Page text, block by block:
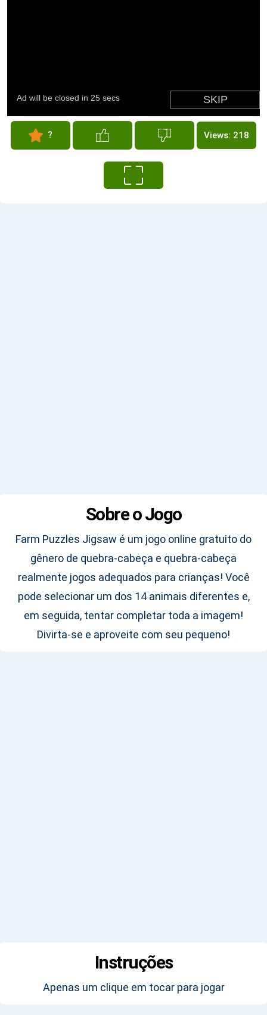
? Views: 218
Sobre o Jogo
Farm Puzzles Jigsaw é um jogo online gratuito do
gênero de quebra-cabeça e quebra-cabeça
realmente jogos adequados para crianças! Você
pode selecionar um dos 14 animais diferentes e,
em seguida, tentar completar toda a imagem!
Divirta-se e aproveite com seu pequeno!
Instruções
Apenas um clique em tocar para jogar